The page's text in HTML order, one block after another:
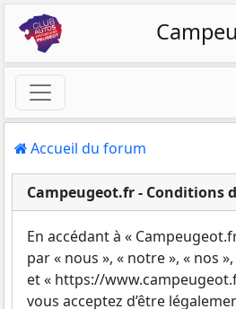
Accueil du forum
Campeugeot.fr - Conditions
En accédant à «
par « nous », « notre », « nos
et « https://
vous acceptez d’être